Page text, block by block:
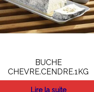
BUCHE
CHEVRE.CENDRE.1KG
Lire la suite